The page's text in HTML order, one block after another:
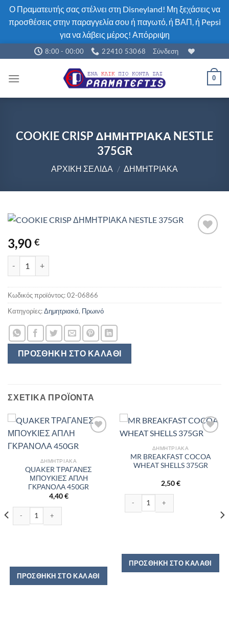
Ο Πραματευτής σας στέλνει στη Disneyland! Μη ξεχάσεις να
προσθέσεις στην παραγγελία σου ή παγωτό, ή ΒΑΠ, ή Pepsi
για να λάβεις μέρος! Απόρριψη
Μετάβαση
στο
περιεχόμενο
8:00 - 00:00 22410 53068 Σύνδεση
0
COOKIE CRISP ΔΗΜΗΤΡΙΑΚΑ NESTLE
375GR
ΑΡΧΙΚΉ ΣΕΛΊΔΑ / ΔΗΜΗΤΡΙΑΚΆ
3,90 €
ΠΡΟΣΘΉΚΗ ΣΤΟ ΚΑΛΆΘΙ
Κωδικός προϊόντος:02-06866
Κατηγορίες:Δημητριακά, Πρωινό
ΣΧΕΤΙΚΆ ΠΡΟΪΌΝΤΑ
ΔΗΜΗΤΡΙΑΚΆ
QUAKER ΤΡΑΓΑΝΕΣ
ΜΠΟYΚΙΕΣ ΑΠΛΗ
ΓΚΡΑΝΟΛΑ 450GR
4,40€
QUAKER ΤΡΑΓΑΝΕΣ ΜΠΟYΚΙΕΣ ΑΠΛΗ ΓΚΡΑΝΟΛΑ 450GR ποσότητα
ΠΡΟΣΘΉΚΗ ΣΤΟ ΚΑΛΆΘΙ
ΔΗΜΗΤΡΙΑΚΆ
MR BREAKFAST COCOA
WHEAT SHELLS 375GR
2,50€
ΠΡΟΣΘΉΚΗ ΣΤΟ ΚΑΛΆΘΙ
ποσότητα